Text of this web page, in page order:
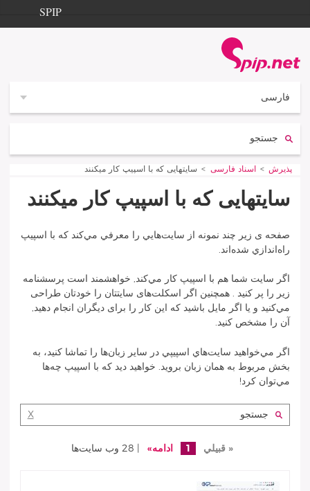
SPIP
فارسى
Vous êtes ici :
پذيرش اسناد فارسی سايتهايی که با اسپيپ کار ميکنند
سايتهايی که با اسپيپ کار ميکنند
صفحه ی زير چند نمونه از سايت‌هايي را معرفي مي‌كند كه با اسپيپ
راه‌اندازي شده‌اند.
اگر سايت شما هم با اسپيپ كار مي‌كند, خواهشمند است پرسشنامه
زير را پر کنيد . همچنين اگر اسکلت‌های سايتتان را خودتان طراحی
مي‌کنيد و يا اگر مايل باشيد که اين کار را برای ديگران انجام دهيد,
آن را مشخص کنيد.
اگر مي‌خواهيد سايت‌هاي اسپيپي در ساير زبان‌ها را تماشا كنيد، به
بخش مربوط به همان زبان برويد. خواهيد ديد كه با اسپيپ چه‌ها
مي‌توان كرد!
جستجو: X
« قبيلي 1 ادامه»